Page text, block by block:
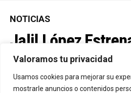
Valoramos tu privacidad
Usamos cookies para mejorar su
mostrarle anuncios o contenidos
NOTICIAS
Jalil López
Oficial De “La
Favorito De Sus